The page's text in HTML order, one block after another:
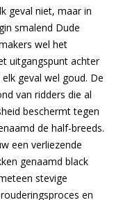
geval niet, maar in
smalend Dude
wel het
uitgangspunt achter
geval wel goud. De
van ridders die al
beschermt tegen
de half-breeds.
een verliezende
genaamd black
stevige
en